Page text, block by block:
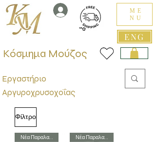
ENG
ME
NU
Εργαστήριο
Αργυροχρυσοχοΐας
Κόσμημα Μούζος
Φίλτρο
Νέα Παραλαβή